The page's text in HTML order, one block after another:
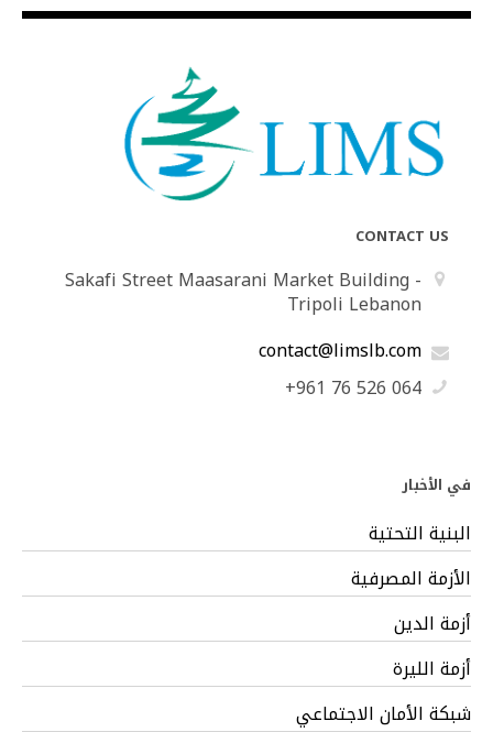
CONTACT US
Sakafi Street Maasarani Market Building -
Tripoli Lebanon
contact@limslb.com
+961 76 526 064
في الأخبار
البنية التحتية
الأزمة المصرفية
أزمة الدين
أزمة الليرة
شبكة الأمان الاجتماعي